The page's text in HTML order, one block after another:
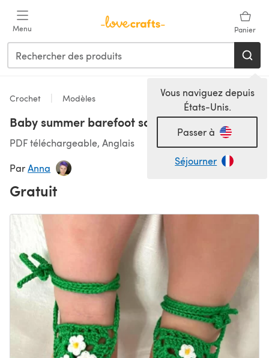
Menu Panier
Vous naviguez depuis
États-Unis.
Passer à
Séjourner
Crochet Modèles
Baby summer barefoot sandals
PDF téléchargeable, Anglais
ParAnna
Gratuit